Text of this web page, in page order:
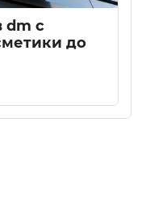
dm с
до